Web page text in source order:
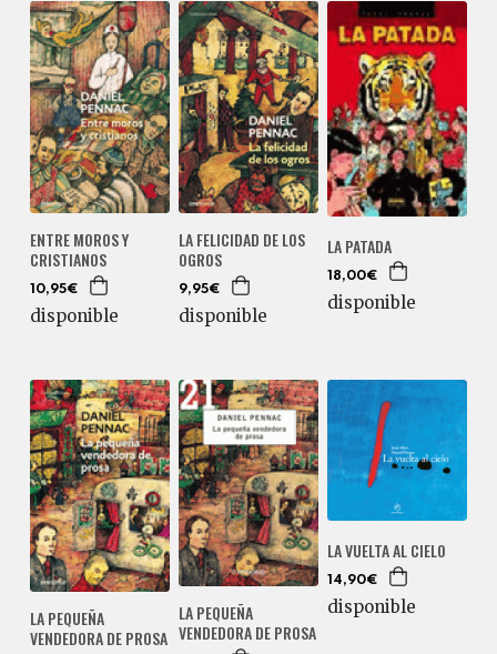
ENTRE MOROS Y
CRISTIANOS
10,95€
disponible
LA FELICIDAD DE LOS
OGROS
9,95€
disponible
LA PATADA
18,00€
disponible
LA PEQUEÑA
VENDEDORA DE PROSA
LA PEQUEÑA
VENDEDORA DE PROSA
LA VUELTA AL CIELO
14,90€
disponible